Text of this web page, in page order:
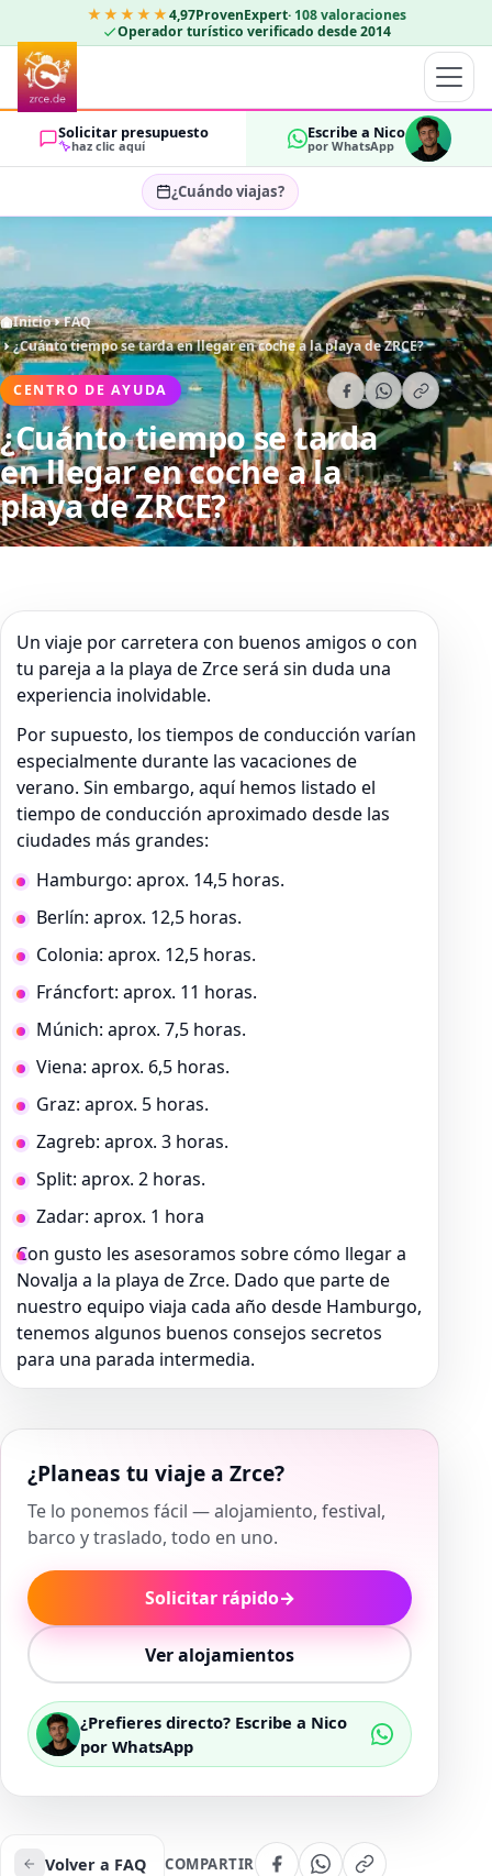
★★★★★4,97ProvenExpert· 108 valoraciones
Operador turístico verificado desde 2014
Solicitar presupuesto
haz clic aquí
Escribe a Nico
por WhatsApp
¿Cuándo viajas?
Seleccionar fechas…
HUÉSPEDES
2 OK
Inicio
FAQ
¿Cuánto tiempo se tarda en llegar en coche a la playa de ZRCE?
CENTRO DE AYUDA
¿Cuánto tiempo se tarda
en llegar en coche a la
playa de ZRCE?
Un viaje por carretera con buenos amigos o con
tu pareja a la playa de Zrce será sin duda una
experiencia inolvidable.
Por supuesto, los tiempos de conducción varían
especialmente durante las vacaciones de
verano. Sin embargo, aquí hemos listado el
tiempo de conducción aproximado desde las
ciudades más grandes:
Hamburgo: aprox. 14,5 horas.
Berlín: aprox. 12,5 horas.
Colonia: aprox. 12,5 horas.
Fráncfort: aprox. 11 horas.
Múnich: aprox. 7,5 horas.
Viena: aprox. 6,5 horas.
Graz: aprox. 5 horas.
Zagreb: aprox. 3 horas.
Split: aprox. 2 horas.
Zadar: aprox. 1 hora
Con gusto les asesoramos sobre cómo llegar a
Novalja a la playa de Zrce. Dado que parte de
nuestro equipo viaja cada año desde Hamburgo,
tenemos algunos buenos consejos secretos
para una parada intermedia.
¿Planeas tu viaje a Zrce?
Te lo ponemos fácil — alojamiento, festival,
barco y traslado, todo en uno.
Solicitar rápido→
Ver alojamientos
¿Prefieres directo? Escribe a Nico
por WhatsApp
Volver a FAQ COMPARTIR